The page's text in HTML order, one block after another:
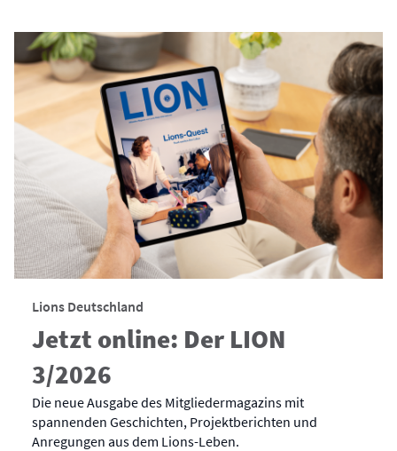
Lions Deutschland
Jetzt online: Der LION
3/2026
Die neue Ausgabe des Mitgliedermagazins mit
spannenden Geschichten, Projektberichten und
Anregungen aus dem Lions-Leben.